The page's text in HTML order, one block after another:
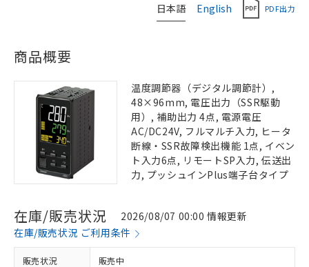
日本語 English PDF出力
商品概要
温度調節器（デジタル調節計）,
48×96mm, 電圧出力（SSR駆動
用）, 補助出力 4点, 電源電圧
AC/DC24V, フルマルチ入力, ヒータ
断線・SSR故障検出機能 1点, イベン
ト入力6点, リモートSP入力, 伝送出
力, プッシュインPlus端子台タイプ
在庫/販売状況
2026/08/07 00:00 情報更新
在庫/販売状況 ご利用条件
販売状況 販売中